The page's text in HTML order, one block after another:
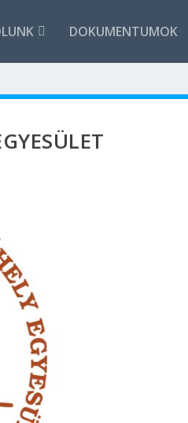
DOKUMENTUMOK